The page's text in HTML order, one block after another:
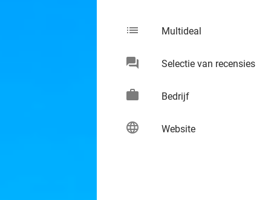
list Multideal
chat Selectie van recensies
work Bedrijf
language Website